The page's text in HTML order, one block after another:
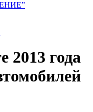
2013 года